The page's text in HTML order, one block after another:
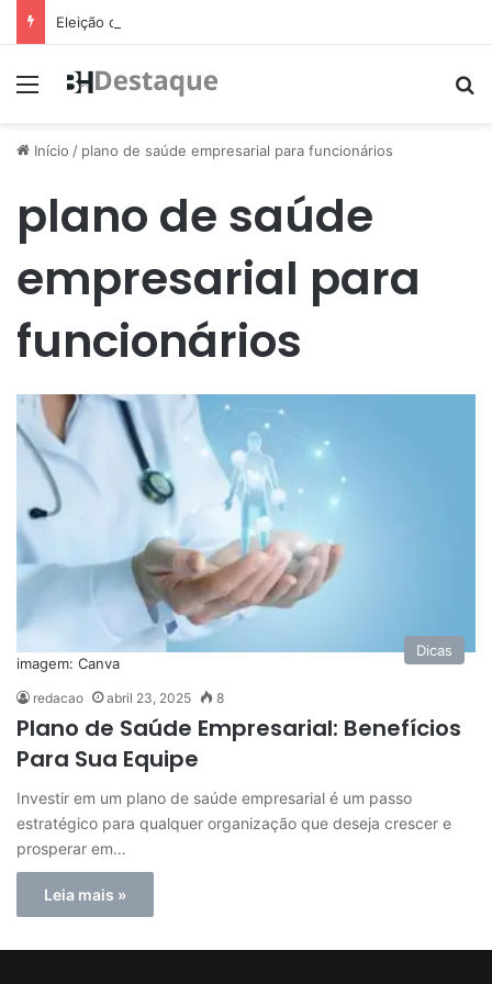
Menu
Início / plano de saúde empresarial para funcionários
plano de saúde
empresarial para
funcionários
Dicas
imagem: Canva
redacao abril 23, 2025 8
Plano de Saúde Empresarial: Benefícios
Para Sua Equipe
Investir em um plano de saúde empresarial é um passo
estratégico para qualquer organização que deseja crescer e
prosperar em…
Leia mais »